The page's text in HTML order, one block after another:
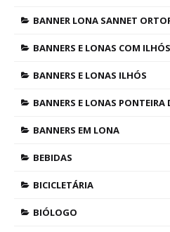
BANNER LONA SANNET
BANNERS E LONAS COM ILHÓS
BANNERS E LONAS ILHÓS
BANNERS E LONAS PONTEIRA
BANNERS EM LONA
BEBIDAS
BICICLETÁRIA
BIÓLOGO